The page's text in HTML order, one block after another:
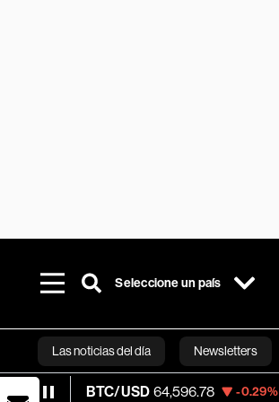
Seleccione un país
Las noticias del día Newsletters
BTC/USD 64,596.78 -0.29% ETH/USD